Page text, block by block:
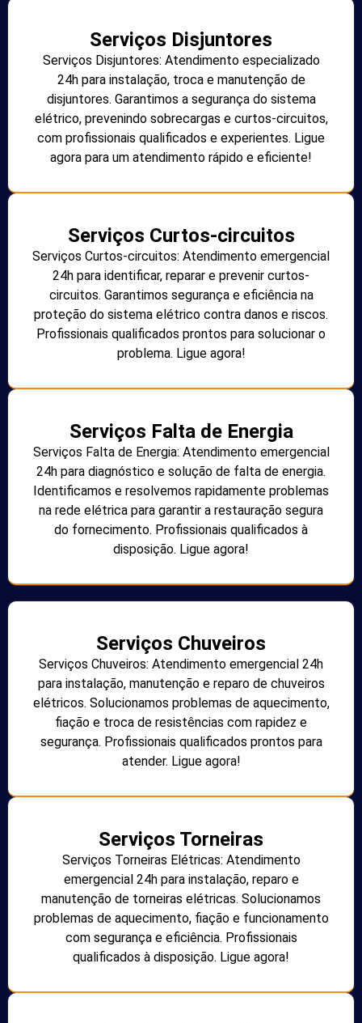
Serviços Disjuntores
Serviços Disjuntores: Atendimento especializado
24h para instalação, troca e manutenção de
disjuntores. Garantimos a segurança do sistema
elétrico, prevenindo sobrecargas e curtos-circuitos,
com profissionais qualificados e experientes. Ligue
agora para um atendimento rápido e eficiente!
Serviços Curtos-circuitos
Serviços Curtos-circuitos: Atendimento emergencial
24h para identificar, reparar e prevenir curtos-
circuitos. Garantimos segurança e eficiência na
proteção do sistema elétrico contra danos e riscos.
Profissionais qualificados prontos para solucionar o
problema. Ligue agora!
Serviços Falta de Energia
Serviços Falta de Energia: Atendimento emergencial
24h para diagnóstico e solução de falta de energia.
Identificamos e resolvemos rapidamente problemas
na rede elétrica para garantir a restauração segura
do fornecimento. Profissionais qualificados à
disposição. Ligue agora!
Serviços Chuveiros
Serviços Chuveiros: Atendimento emergencial 24h
para instalação, manutenção e reparo de chuveiros
elétricos. Solucionamos problemas de aquecimento,
fiação e troca de resistências com rapidez e
segurança. Profissionais qualificados prontos para
atender. Ligue agora!
Serviços Torneiras
Serviços Torneiras Elétricas: Atendimento
emergencial 24h para instalação, reparo e
manutenção de torneiras elétricas. Solucionamos
problemas de aquecimento, fiação e funcionamento
com segurança e eficiência. Profissionais
qualificados à disposição. Ligue agora!